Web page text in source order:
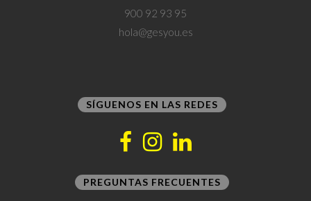
900 92 93 95
hola@gesyou.es
SÍGUENOS EN LAS REDES
PREGUNTAS FRECUENTES